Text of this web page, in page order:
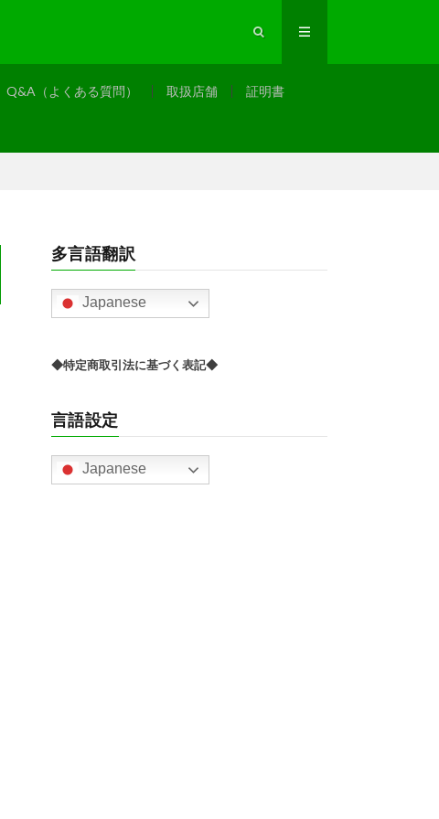
Q&A（よくある質問） 取扱店舗 証明書
多言語翻訳
Japanese
◆特定商取引法に基づく表記◆
言語設定
Japanese